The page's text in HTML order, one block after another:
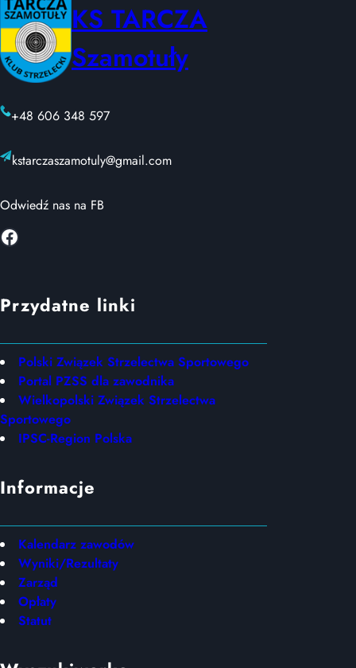
KS TARCZA
Szamotuły
+48 606 348 597
kstarczaszamotuly@gmail.com
Odwiedź nas na FB
Facebook
Przydatne linki
Polski Związek Strzelectwa Sportowego
Portal PZSS dla zawodnika
Wielkopolski Związek Strzelectwa
Sportowego
IPSC-Region Polska
Informacje
Kalendarz zawodów
Wyniki/Rezultaty
Zarząd
Opłaty
Statut